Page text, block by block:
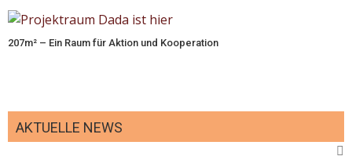
207m² – Ein Raum für Aktion und Kooperation
AKTUELLE NEWS